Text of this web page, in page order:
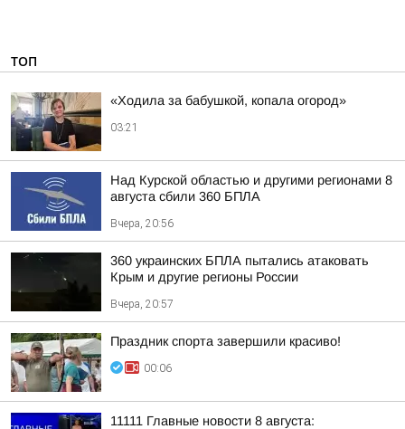
ТОП
«Ходила за бабушкой, копала огород»
03:21
Над Курской областью и другими регионами 8
августа сбили 360 БПЛА
Вчера, 20:56
360 украинских БПЛА пытались атаковать
Крым и другие регионы России
Вчера, 20:57
Праздник спорта завершили красиво!
00:06
11111 Главные новости 8 августа: